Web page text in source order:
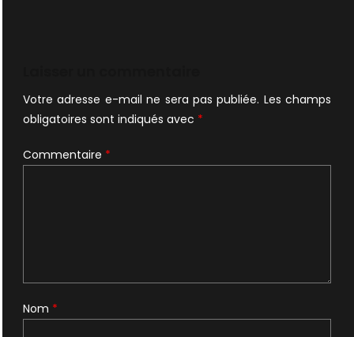
Votre adresse e-mail ne sera pas publiée. Les champs
obligatoires sont indiqués avec *
Commentaire *
Nom *